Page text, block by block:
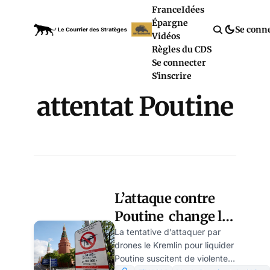
FranceIdées
Épargne
Vidéos
Règles du CDS
Se connecter
S'inscrire
Se
attentat Poutine
L’attaque contre
Poutine change la
nature de
l’Opération
La tentative d’attaquer par
drones le Kremlin pour liquider
Poutine suscitent de violentes